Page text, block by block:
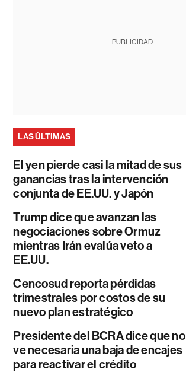
PUBLICIDAD
LAS ÚLTIMAS
El yen pierde casi la mitad de sus
ganancias tras la intervención
conjunta de EE.UU. y Japón
Trump dice que avanzan las
negociaciones sobre Ormuz
mientras Irán evalúa veto a
EE.UU.
Cencosud reporta pérdidas
trimestrales por costos de su
nuevo plan estratégico
Presidente del BCRA dice que no
ve necesaria una baja de encajes
para reactivar el crédito